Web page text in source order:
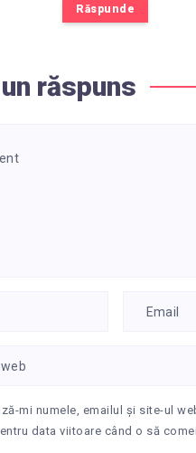
Răspunde
răspuns
mi numele, emailul și site-ul
data viitoare când o să